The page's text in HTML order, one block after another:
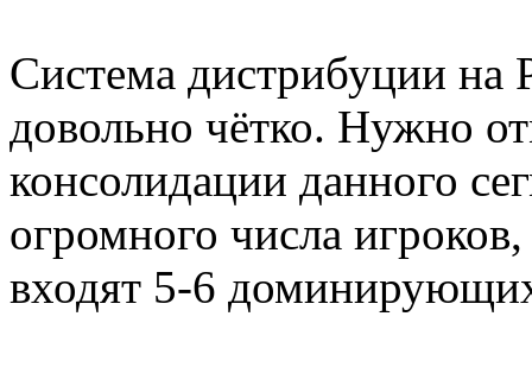
Система дистрибуции на
довольно чётко. Нужно
консолидации данного
огромного числа
входят 5-6